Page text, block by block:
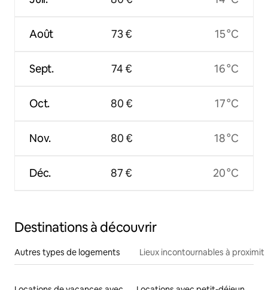
Août
Sept.
Oct.
Nov.
Déc.
73 €
74 €
80 €
80 €
87 €
15 °C
16 °C
17 °C
18 °C
20 °C
Destinations à découvrir
Autres types de logements Lieux incontournables à